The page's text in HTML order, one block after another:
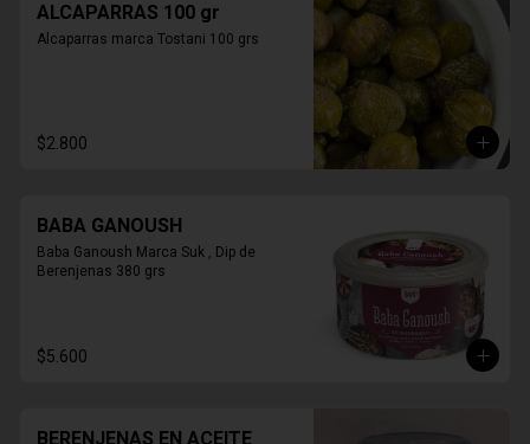
ALCAPARRAS 100 gr
Alcaparras marca Tostani 100 grs
$2.800
BABA GANOUSH
Baba Ganoush Marca Suk , Dip de
Berenjenas 380 grs
$5.600
BERENJENAS EN ACEITE